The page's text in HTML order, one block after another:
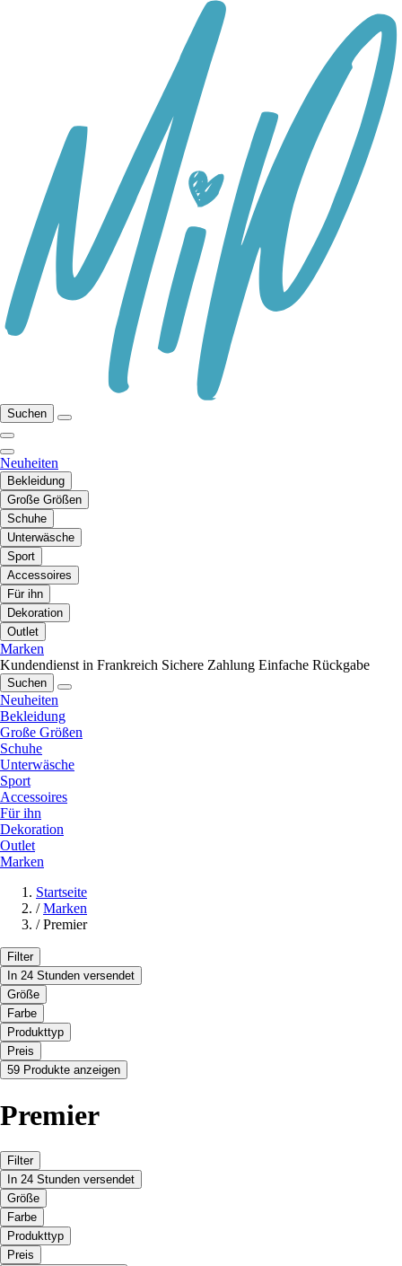
Suchen
Neuheiten
Bekleidung
Große Größen
Schuhe
Unterwäsche
Sport
Accessoires
Für ihn
Dekoration
Outlet
Marken
Kundendienst in Frankreich Sichere Zahlung Einfache Rückgabe
Suchen
Neuheiten
Bekleidung
Große Größen
Schuhe
Unterwäsche
Sport
Accessoires
Für ihn
Dekoration
Outlet
Marken
Startseite
/ Marken
/ Premier
Filter
In 24 Stunden versendet
Größe
Farbe
Produkttyp
Preis
59 Produkte anzeigen
Premier
Filter
In 24 Stunden versendet
Größe
Farbe
Produkttyp
Preis